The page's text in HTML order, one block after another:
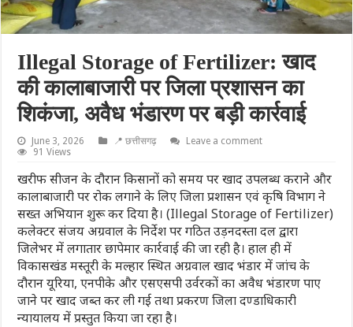
Illegal Storage of Fertilizer: खाद
की कालाबाजारी पर जिला प्रशासन का
शिकंजा, अवैध भंडारण पर बड़ी कार्रवाई
June 3, 2026 📍 छत्तीसगढ़
Leave a comment
91 Views
खरीफ सीजन के दौरान किसानों को समय पर खाद उपलब्ध कराने और
कालाबाजारी पर रोक लगाने के लिए जिला प्रशासन एवं कृषि विभाग ने
सख्त अभियान शुरू कर दिया है। (Illegal Storage of Fertilizer)
कलेक्टर संजय अग्रवाल के निर्देश पर गठित उड़नदस्ता दल द्वारा
जिलेभर में लगातार छापेमार कार्रवाई की जा रही है। हाल ही में
विकासखंड मस्तूरी के मल्हार स्थित अग्रवाल खाद भंडार में जांच के
दौरान यूरिया, एनपीके और एसएसपी उर्वरकों का अवैध भंडारण पाए
जाने पर खाद जब्त कर ली गई तथा प्रकरण जिला दण्डाधिकारी
न्यायालय में प्रस्तुत किया जा रहा है।